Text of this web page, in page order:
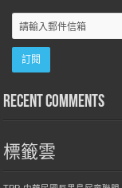
Recent Comments
標籤雲